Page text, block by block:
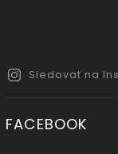
Sledovat na
FACEBOOK